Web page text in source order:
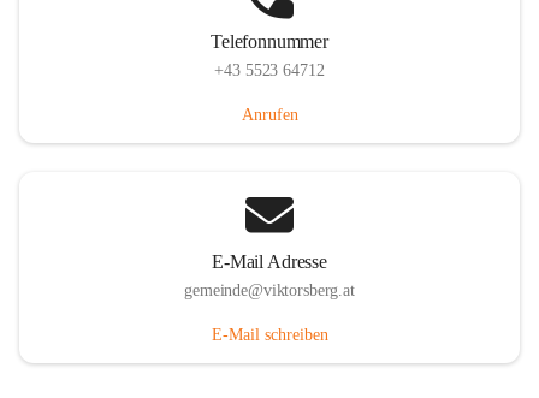
Telefonnummer
+43 5523 64712
Anrufen
E-Mail Adresse
gemeinde@viktorsberg.at
E-Mail schreiben